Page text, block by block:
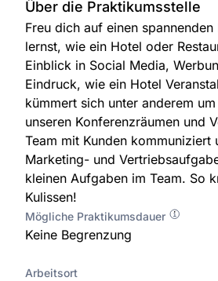
Über die Praktikumsstelle
Freu dich auf einen
lernst, wie ein Hotel oder
Einblick in Social Media,
Eindruck, wie ein Hotel
kümmert sich unter anderem
unseren Konferenzräumen und
Team mit Kunden
Marketing- und
kleinen Aufgaben im Team. So
Kulissen!
Mögliche Praktikumsdauer
Keine Begrenzung
Arbeitsort